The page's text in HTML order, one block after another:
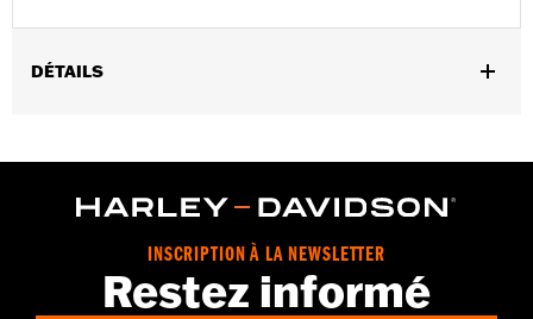
DÉTAILS
Caractéristiques fonctionnelles:Imperméable à l’eau
Dimension Description: HAUTEUR DE TIGE : 7” / HAUTEUR DE
INSCRIPTION À LA NEWSLETTER
Restez informé